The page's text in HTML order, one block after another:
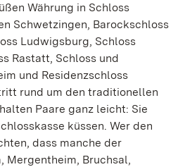
Währung in Schloss
Schwetzingen, Barockschloss
Ludwigsburg, Schloss
Rastatt, Schloss und
und Residenzschloss
rund um den traditionellen
Paare ganz leicht: Sie
küssen. Wer den
dass manche der
Mergentheim, Bruchsal,